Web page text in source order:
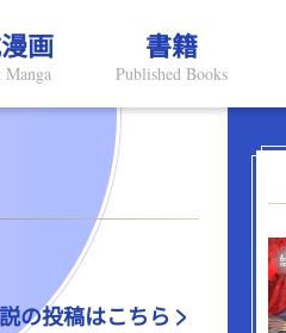
画 書籍
Published Books
の投稿はこちら